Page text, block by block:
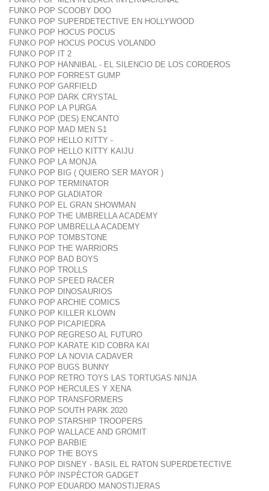
FUNKO POP SCOOBY DOO
FUNKO POP SUPERDETECTIVE EN HOLLYWOOD
FUNKO POP HOCUS POCUS
FUNKO POP HOCUS POCUS VOLANDO
FUNKO POP IT 2
FUNKO POP HANNIBAL - EL SILENCIO DE LOS CORDEROS
FUNKO POP FORREST GUMP
FUNKO POP GARFIELD
FUNKO POP DARK CRYSTAL
FUNKO POP LA PURGA
FUNKO POP (DES) ENCANTO
FUNKO POP MAD MEN S1
FUNKO POP HELLO KITTY -
FUNKO POP HELLO KITTY KAIJU
FUNKO POP LA MONJA
FUNKO POP BIG ( QUIERO SER MAYOR )
FUNKO POP TERMINATOR
FUNKO POP GLADIATOR
FUNKO POP EL GRAN SHOWMAN
FUNKO POP THE UMBRELLA ACADEMY
FUNKO POP UMBRELLA ACADEMY
FUNKO POP TOMBSTONE
FUNKO POP THE WARRIORS
FUNKO POP BAD BOYS
FUNKO POP TROLLS
FUNKO POP SPEED RACER
FUNKO POP DINOSAURIOS
FUNKO POP ARCHIE COMICS
FUNKO POP KILLER KLOWN
FUNKO POP PICAPIEDRA
FUNKO POP REGRESO AL FUTURO
FUNKO POP KARATE KID COBRA KAI
FUNKO POP LA NOVIA CADAVER
FUNKO POP BUGS BUNNY
FUNKO POP RETRO TOYS LAS TORTUGAS NINJA
FUNKO POP HERCULES Y XENA
FUNKO POP TRANSFORMERS
FUNKO POP SOUTH PARK 2020
FUNKO POP STARSHIP TROOPERS
FUNKO POP WALLACE AND GROMIT
FUNKO POP BARBIE
FUNKO POP THE BOYS
FUNKO POP DISNEY - BASIL EL RATON SUPERDETECTIVE
FUNKO PÒP INSPÈCTOR GADGET
FUNKO POP EDUARDO MANOSTIJERAS